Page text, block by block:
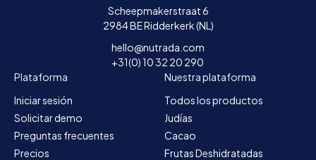
Scheepmakerstraat 6
2984 BE Ridderkerk (NL)
hello@nutrada.com
+31(0) 10 32 20 290
Plataforma
Iniciar sesión
Solicitar demo
Preguntas frecuentes
Precios
Nuestra plataforma
Todos los productos
Judías
Cacao
Frutas Deshidratadas